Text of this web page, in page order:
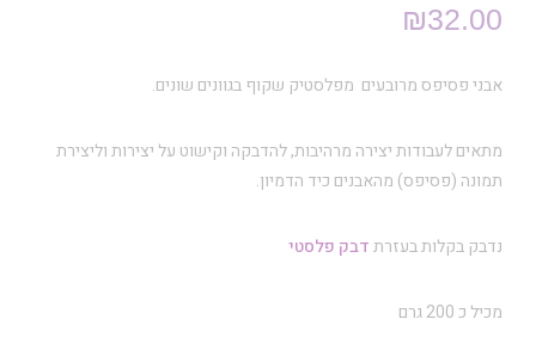
₪32.00
אבני פסיפס מרובעים מפלסטיק שקוף בגוונים שונים.
מתאים לעבודות יצירה מרהיבות, להדבקה וקישוט על יצירות וליצירת
תמונה (פסיפס) מהאבנים כיד הדמיון.
נדבק בקלות בעזרתדבק פלסטי
מכיל כ 200 גרם